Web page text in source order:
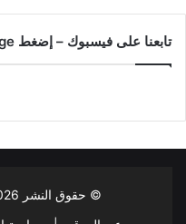
تابعنا على فيسبوك – إضغط Like Page
© حقوق النشر 2026، جميع